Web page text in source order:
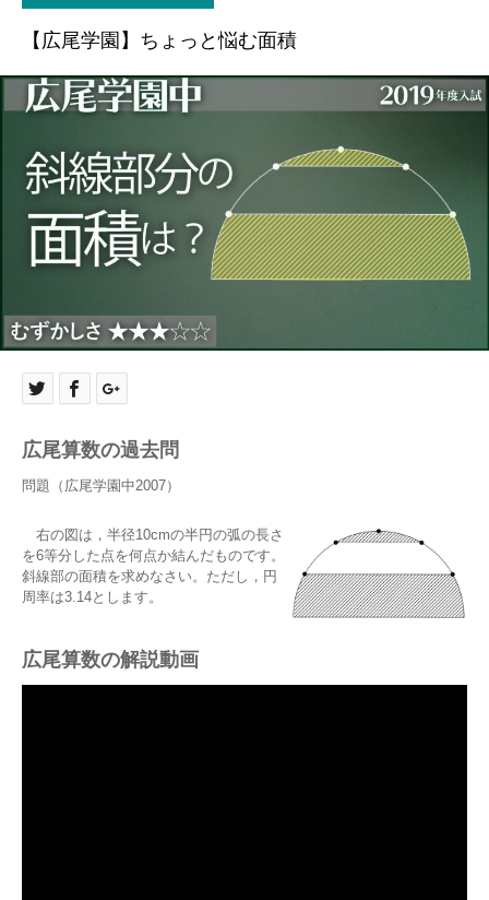
【広尾学園】ちょっと悩む面積
広尾算数の過去問
問題（広尾学園中2007）
右の図は，半径10cmの半円の弧の長さ
を6等分した点を何点か結んだものです。
斜線部の面積を求めなさい。ただし，円
周率は3.14とします。
広尾算数の解説動画